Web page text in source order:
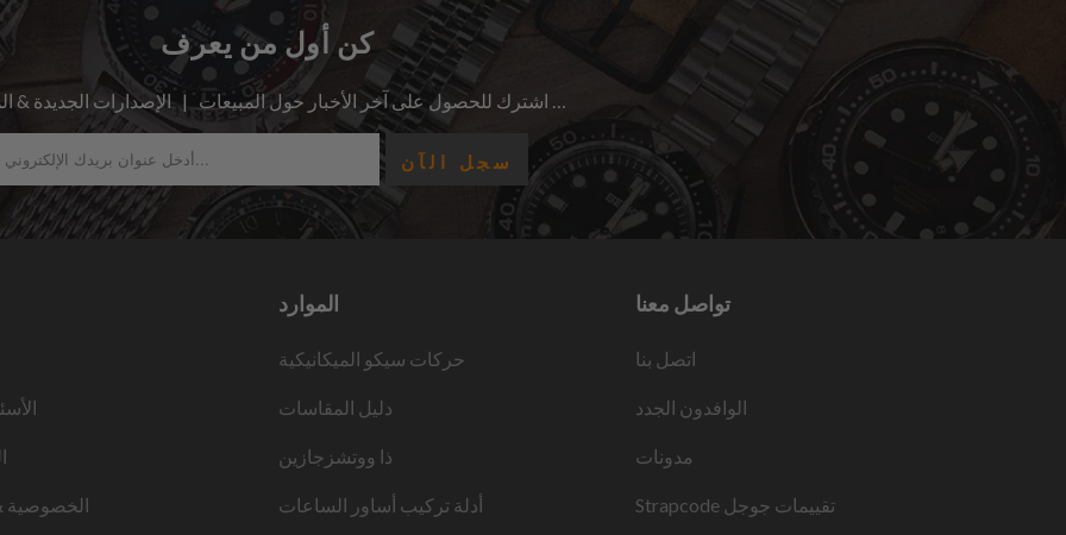
كن أول من يعرف
الخصوصية
الموارد
حركات سيكو الميكانيكية
دليل المقاسات
ذا ووتشزجازين
أدلة تركيب أساور الساعات
تواصل معنا
اتصل بنا
الوافدون الجدد
مدونات
Strapcode تقييمات جوجل